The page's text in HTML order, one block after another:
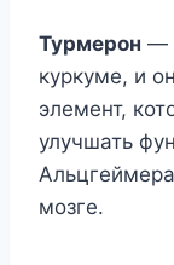
Турмерон —
куркуме, и
элемент,
улучшать
мозге.